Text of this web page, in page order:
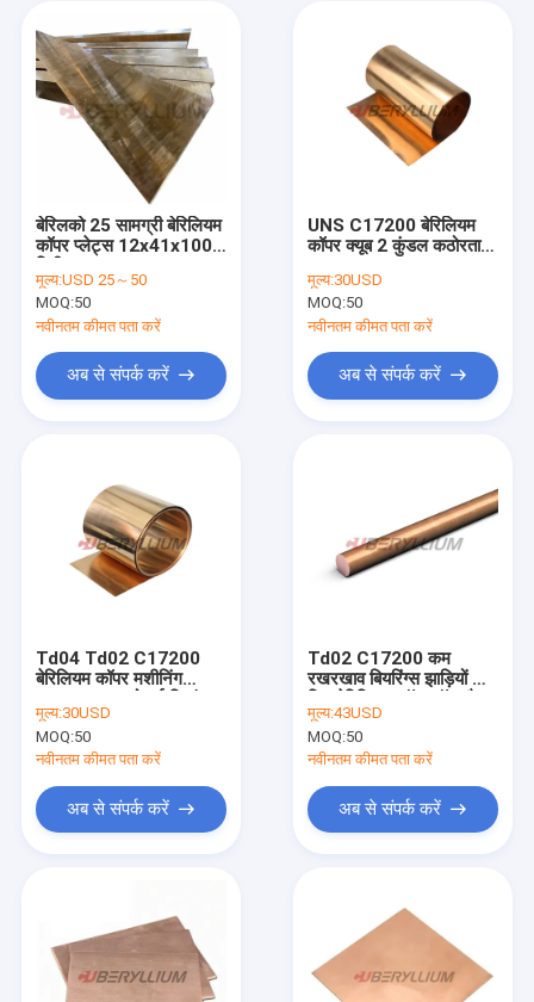
वीडियो
बेरिलको 25 सामग्री बेरिलियम
कॉपर प्लेट्स 12x41x1000
मूल्य:USD 25～50
MOQ:50
नवीनतम कीमत पता करें
अब से संपर्क करें
UNS C17200 बेरिलियम
कॉपर क्यूब 2 कुंडल कठोरता
मूल्य:30USD
MOQ:50
नवीनतम कीमत पता करें
अब से संपर्क करें
Td04 Td02 C17200
बेरिलियम कॉपर मशीनिंग
कनेक्टर्स के लिए
मूल्य:30USD
MOQ:50
नवीनतम कीमत पता करें
अब से संपर्क करें
Td02 C17200 कम
रखरखाव बियरिंग्स झाड़ियों के
मूल्य:43USD
MOQ:50
नवीनतम कीमत पता करें
अब से संपर्क करें